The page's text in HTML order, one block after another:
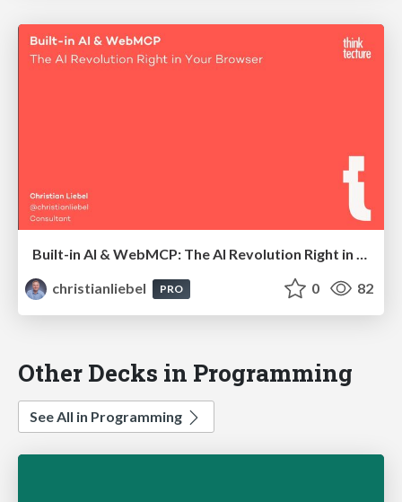
Built-in AI & WebMCP: The AI Revolution Right in Your Browser
christianliebel
PRO 0 82
Other Decks in Programming
See All in Programming